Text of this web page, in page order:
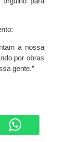
a nossa
por obras
gente.”